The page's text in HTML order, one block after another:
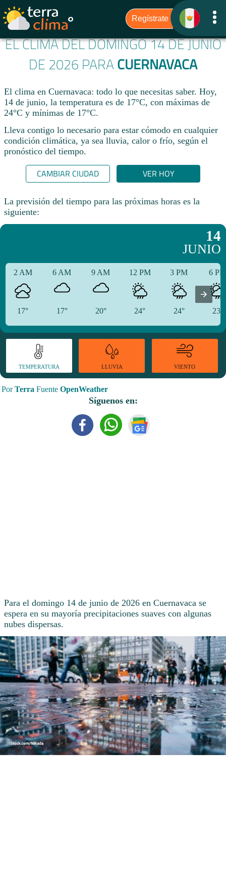
EL CLIMA DEL DOMINGO 14 DE JUNIO
DE 2026 PARA CUERNAVACA
El clima en Cuernavaca: todo lo que necesitas saber. Hoy,
14 de junio, la temperatura es de 17°C, con máximas de
24°C y mínimas de 17°C.
Lleva contigo lo necesario para estar cómodo en cualquier
condición climática, ya sea lluvia, calor o frío, según el
pronóstico del tiempo.
CAMBIAR CIUDAD VER HOY
La previsión del tiempo para las próximas horas es la
siguiente:
14
JUNIO
2 AM
17°
6 AM
17°
9 AM
20°
12 PM
24°
3 PM
24°
6
23°
TEMPERATURA LLUVIA VIENTO
PorTerra Fuente OpenWeather
Síguenos en:
Para el domingo 14 de junio de 2026 en Cuernavaca se
espera en su mayoría precipitaciones suaves con algunas
nubes dispersas.